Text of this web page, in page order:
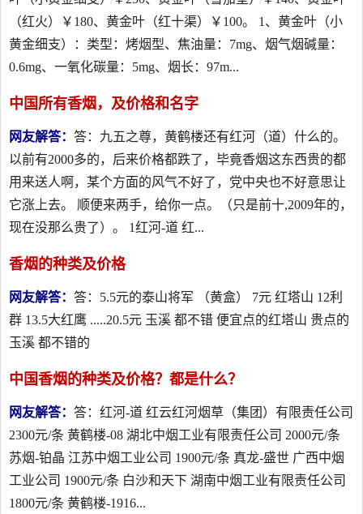
（红火）￥180、黄金叶（红十渠）￥100。 1、黄金叶（小
黄金细支）：类型：烤烟型、焦油量：7mg、烟气烟碱量：
0.6mg、一氧化碳量：5mg、烟长：97m...
中国所有香烟，及价格和名字
网友解答： 答：九五之尊，黄鹤楼还有红河（道）什么的。
以前有2000多的，后来价格都跌了，毕竟香烟这东西贵的都
用来送人啊，某个方面的风气不好了，党中央也不好意思让
它涨上去。 顺便来两手，给你一点。（只是前十,2009年的，
现在没那么贵了）。 1红河-道 红...
香烟的种类及价格
网友解答： 答：5.5元的泰山将军 （黄盒） 7元 红塔山 12利
群 13.5大红鹰 .....20.5元 玉溪 都不错 便宜点的红塔山 贵点的
玉溪 都不错的
中国香烟的种类及价格？都是什么？
网友解答： 答：红河-道 红云红河烟草（集团）有限责任公司
2300元/条 黄鹤楼-08 湖北中烟工业有限责任公司 2000元/条
苏烟-铂晶 江苏中烟工业公司 1900元/条 真龙-盛世 广西中烟
工业公司 1900元/条 白沙和天下 湖南中烟工业有限责任公司
1800元/条 黄鹤楼-1916...